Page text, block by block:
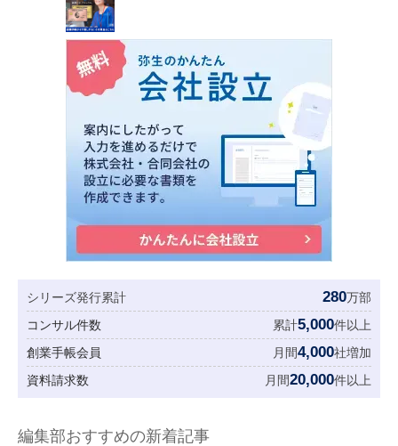
シリーズ発行累計 280万部
コンサル件数
累計5,000件以上
創業手帳会員
月間4,000社増加
資料請求数
月間20,000件以上
編集部おすすめの新着記事